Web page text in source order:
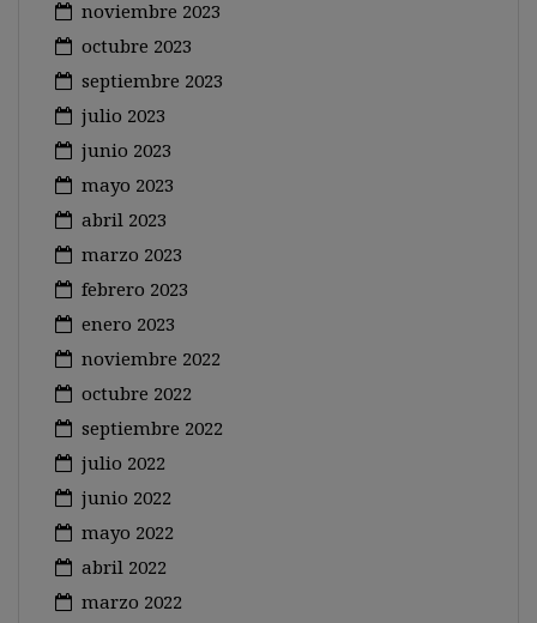
noviembre 2023
octubre 2023
septiembre 2023
julio 2023
junio 2023
mayo 2023
abril 2023
marzo 2023
febrero 2023
enero 2023
noviembre 2022
octubre 2022
septiembre 2022
julio 2022
junio 2022
mayo 2022
abril 2022
marzo 2022